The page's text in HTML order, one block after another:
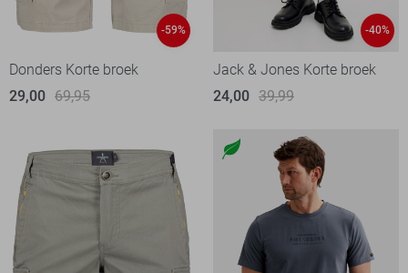
-59%
Donders Korte broek
29,00 69,95
-40%
Jack & Jones Korte broek
24,00 39,99